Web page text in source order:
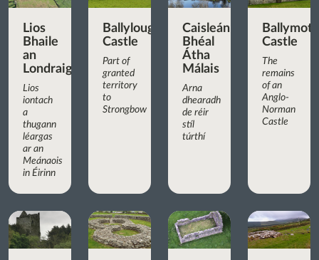
Lios
Bhaile
an
Londraigh
Lios
iontach
a
thugann
léargas
ar an
Meánaois
in Éirinn
Ballyloughan
Castle
Part of
granted
territory
to
Strongbow
Caisleán
Bhéal
Átha
Málais
Arna
dhearadh
de réir
stíl
túrthí
Ballymote
Castle
The
remains
of an
Anglo-
Norman
Castle